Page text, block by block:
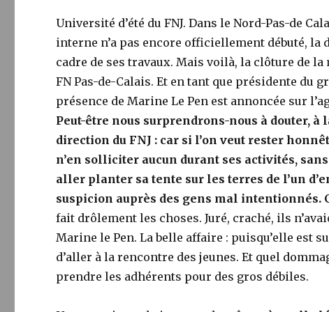
Université d’été du FNJ. Dans le Nord-Pas-de
interne n’a pas encore officiellement débuté,
cadre de ses travaux. Mais voilà, la clôture de
FN Pas-de-Calais. Et en tant que présidente du
présence de Marine Le Pen est annoncée sur
Peut-être nous surprendrons-nous à douter,
direction du FNJ : car si l’on veut rester
n’en solliciter aucun durant ses activités,
aller planter sa tente sur les terres de l’un
suspicion auprès des gens mal intentionnés.
fait drôlement les choses. Juré, craché, ils
Marine le Pen. La belle affaire : puisqu’elle est
d’aller à la rencontre des jeunes. Et quel
prendre les adhérents pour des gros débiles.